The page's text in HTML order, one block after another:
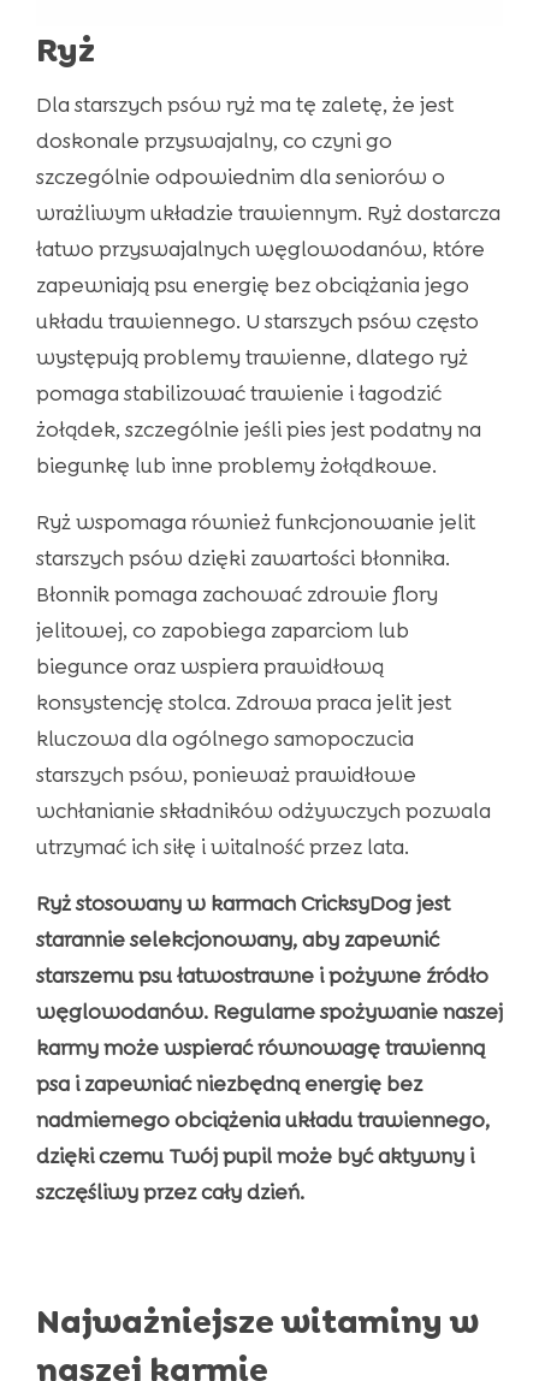
Ryż
Dla starszych psów ryż ma tę zaletę, że jest
doskonale przyswajalny, co czyni go
szczególnie odpowiednim dla seniorów o
wrażliwym układzie trawiennym. Ryż dostarcza
łatwo przyswajalnych węglowodanów, które
zapewniają psu energię bez obciążania jego
układu trawiennego. U starszych psów często
występują problemy trawienne, dlatego ryż
pomaga stabilizować trawienie i łagodzić
żołądek, szczególnie jeśli pies jest podatny na
biegunkę lub inne problemy żołądkowe.
Ryż wspomaga również funkcjonowanie jelit
starszych psów dzięki zawartości błonnika.
Błonnik pomaga zachować zdrowie flory
jelitowej, co zapobiega zaparciom lub
biegunce oraz wspiera prawidłową
konsystencję stolca. Zdrowa praca jelit jest
kluczowa dla ogólnego samopoczucia
starszych psów, ponieważ prawidłowe
wchłanianie składników odżywczych pozwala
utrzymać ich siłę i witalność przez lata.
Ryż stosowany w karmach CricksyDog jest
starannie selekcjonowany, aby zapewnić
starszemu psu łatwostrawne i pożywne źródło
węglowodanów. Regularne spożywanie naszej
karmy może wspierać równowagę trawienną
psa i zapewniać niezbędną energię bez
nadmiernego obciążenia układu trawiennego,
dzięki czemu Twój pupil może być aktywny i
szczęśliwy przez cały dzień.
Najważniejsze witaminy w
naszej karmie